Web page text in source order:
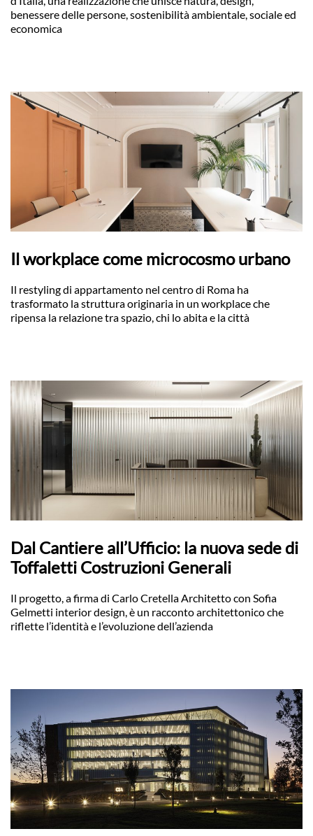
benessere delle persone, sostenibilità ambientale, sociale ed
economica
Il workplace come microcosmo urbano
Il restyling di appartamento nel centro di Roma ha
trasformato la struttura originaria in un workplace che
ripensa la relazione tra spazio, chi lo abita e la città
Dal Cantiere all’Ufficio: la nuova sede di
Toffaletti Costruzioni Generali
Il progetto, a firma di Carlo Cretella Architetto con Sofia
Gelmetti interior design, è un racconto architettonico che
riflette l’identità e l’evoluzione dell’azienda